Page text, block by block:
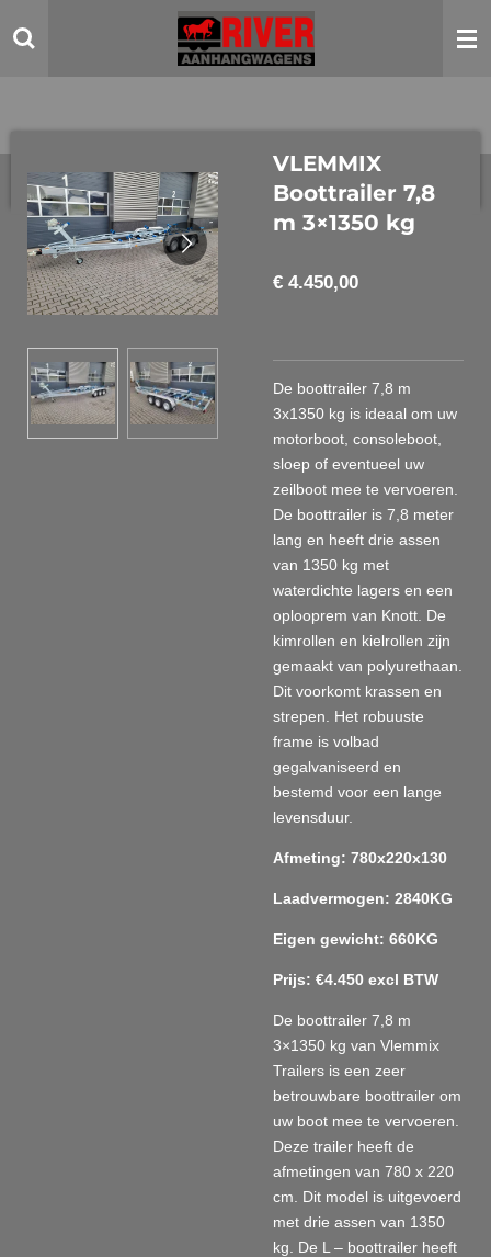
direct
VLEMMIX
Boottrailer 7,8
m 3×1350 kg
€ 4.450,00
De boottrailer 7,8 m
3x1350 kg is ideaal om uw
motorboot, consoleboot,
sloep of eventueel uw
zeilboot mee te vervoeren.
De boottrailer is 7,8 meter
lang en heeft drie assen
van 1350 kg met
waterdichte lagers en een
oplooprem van Knott. De
kimrollen en kielrollen zijn
gemaakt van polyurethaan.
Dit voorkomt krassen en
strepen. Het robuuste
frame is volbad
gegalvaniseerd en
bestemd voor een lange
levensduur.
Afmeting: 780x220x130
Laadvermogen: 2840KG
Eigen gewicht: 660KG
Prijs: €4.450 excl BTW
De boottrailer 7,8 m
3×1350 kg van Vlemmix
Trailers is een zeer
betrouwbare boottrailer om
uw boot mee te vervoeren.
Deze trailer heeft de
afmetingen van 780 x 220
cm. Dit model is uitgevoerd
met drie assen van 1350
kg. De L – boottrailer heeft